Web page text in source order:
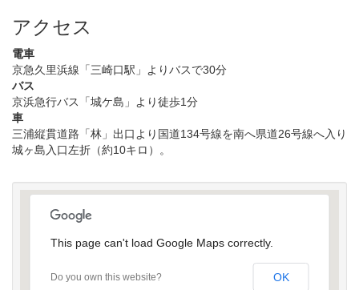
アクセス
電車
京急久里浜線「三崎口駅」よりバスで30分
バス
京浜急行バス「城ケ島」より徒歩1分
車
三浦縦貫道路「林」出口より国道134号線を南へ県道26号線へ入り
城ヶ島入口左折（約10キロ）。
受け付けはこちら
This page can't load Google Maps correctly.
Do you own this website? OK